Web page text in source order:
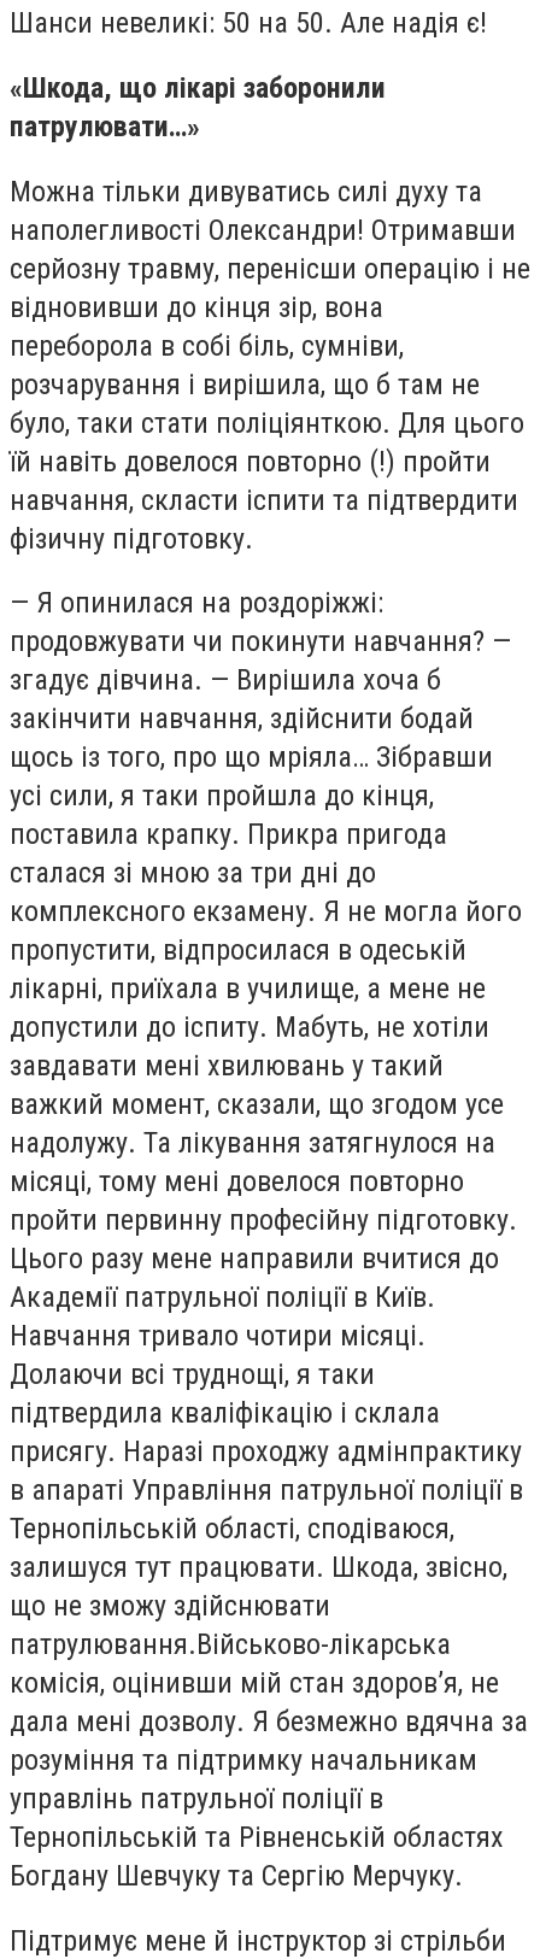
Шанси невеликі: 50 на 50. Але надія є!
«Шкода, що лікарі заборонили
патрулювати…»
Можна тільки дивуватись силі духу та
наполегливості Олександри! Отримавши
серйозну травму, перенісши операцію і не
відновивши до кінця зір, вона
переборола в собі біль, сумніви,
розчарування і вирішила, що б там не
було, таки стати поліціянткою. Для цього
їй навіть довелося повторно (!) пройти
навчання, скласти іспити та підтвердити
фізичну підготовку.
— Я опинилася на роздоріжжі:
продовжувати чи покинути навчання? —
згадує дівчина. — Вирішила хоча б
закінчити навчання, здійснити бодай
щось із того, про що мріяла… Зібравши
усі сили, я таки пройшла до кінця,
поставила крапку. Прикра пригода
сталася зі мною за три дні до
комплексного екзамену. Я не могла його
пропустити, відпросилася в одеській
лікарні, приїхала в училище, а мене не
допустили до іспиту. Мабуть, не хотіли
завдавати мені хвилювань у такий
важкий момент, сказали, що згодом усе
надолужу. Та лікування затягнулося на
місяці, тому мені довелося повторно
пройти первинну професійну підготовку.
Цього разу мене направили вчитися до
Академії патрульної поліції в Київ.
Навчання тривало чотири місяці.
Долаючи всі труднощі, я таки
підтвердила кваліфікацію і склала
присягу. Наразі проходжу адмінпрактику
в апараті Управління патрульної поліції в
Тернопільській області, сподіваюся,
залишуся тут працювати. Шкода, звісно,
що не зможу здійснювати
патрулювання.Військово-лікарська
комісія, оцінивши мій стан здоров’я, не
дала мені дозволу. Я безмежно вдячна за
розуміння та підтримку начальникам
управлінь патрульної поліції в
Тернопільській та Рівненській областях
Богдану Шевчуку та Сергію Мерчуку.
Підтримує мене й інструктор зі стрільби